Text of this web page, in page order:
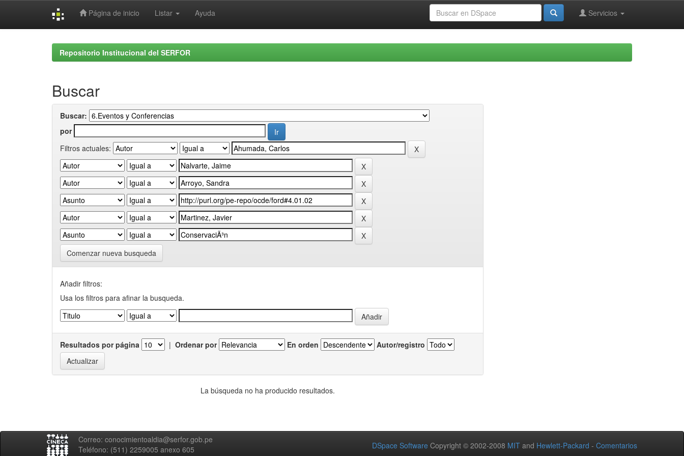
Página de inicio Listar Ayuda Servicios
Repositorio Institucional del SERFOR
Buscar
Buscar:
por
Filtros actuales:
Comenzar nueva busqueda
Añadir filtros:
Usa los filtros para afinar la busqueda.
Resultados por página | Ordenar por En orden Autor/registro
La búsqueda no ha producido resultados.
Correo: conocimientoaldia@serfor.gob.pe
Teléfono: (511) 2259005 anexo 605
DSpace Software Copyright © 2002-2008 MIT and Hewlett-Packard - Comentarios